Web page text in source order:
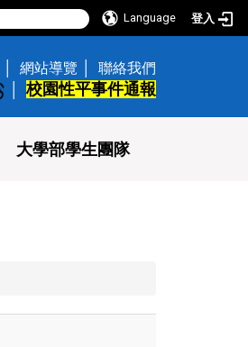
Language 登入
網站導覽
聯絡我們
校園性平事件通報
大學部學生團隊